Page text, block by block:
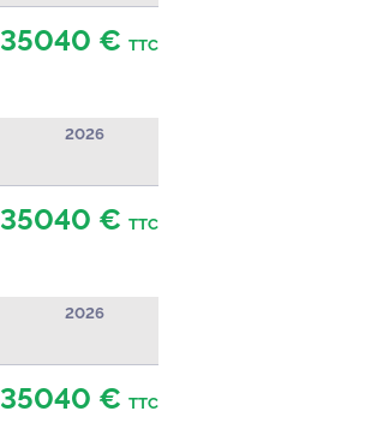
35040 € TTC
2026
35040 € TTC
2026
35040 € TTC